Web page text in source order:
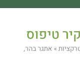
טיפוס
» אתגר בהר,